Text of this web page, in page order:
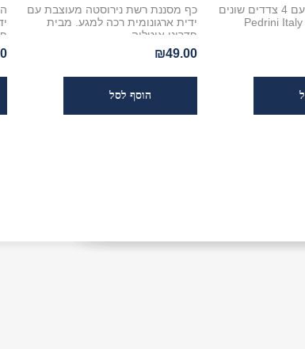
מגרדת (פומפיה) עם 4 צדדים שונים
כף מסננת רשת נירוסטה מעוצבת עם
ידית ארגונומית רכה למגע. מבית
פדריני איטליה
₪49.00